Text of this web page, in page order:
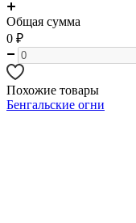
Общая сумма
0 ₽
Похожие товары
Бенгальские огни